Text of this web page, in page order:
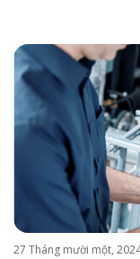
27 Tháng mười một,